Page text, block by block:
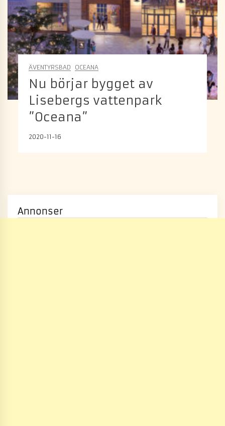
ÄVENTYRSBAD OCEANA
Nu börjar bygget av
Lisebergs vattenpark
”Oceana”
2020-11-16
Annonser